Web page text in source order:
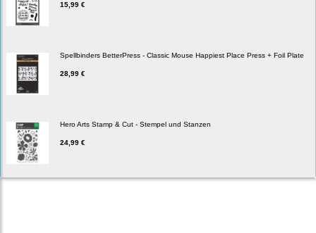
15,99 €
Spellbinders BetterPress - Classic Mouse Happiest Place Press + Foil Plate
28,99 €
Hero Arts Stamp & Cut - Stempel und Stanzen
24,99 €